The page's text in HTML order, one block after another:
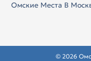
Омские Места В
© 2026